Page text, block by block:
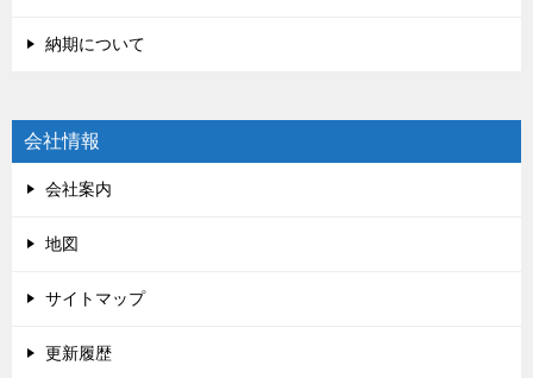
納期について
会社情報
会社案内
地図
サイトマップ
更新履歴